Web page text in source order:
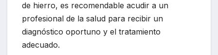
de hierro, es recomendable acudir a un
profesional de la salud para recibir un
diagnóstico oportuno y el tratamiento
adecuado.